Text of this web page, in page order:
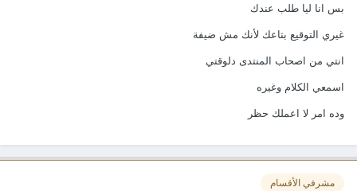
بس انا ليا طلب عندك
غيري التوقيع بتاعك لأنك مش ضيفة
انتي من اصحاب المنتدى دلوقتي
اسمعي الكلام وغيره
وده امر لا اعملك حظر
مشرفي الأقسام